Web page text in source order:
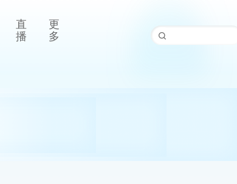
直
播
更
多